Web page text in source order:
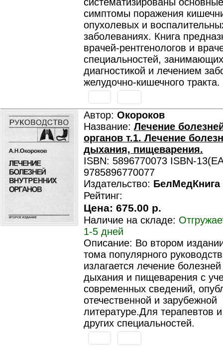
симптомы поражения
опухолевых и
заболеваниях. Книга
врачей-рентгенологов и
специальностей,
диагностикой и лечением
желудочно-кишечного тракта.
Автор: Окороков
Название: Лечение
органов т.1. Лечение
дыхания, пищеварения.
ISBN: 5896770073 ISBN-
9785896770077
Издательство: БелМедКнига
Рейтинг:
Цена: 675.00 р.
Наличие на складе:
1-5 дней
Описание: Во втором
тома популярного
излагается лечение
дыхания и пищеварения с
современных сведений,
отечественной и зарубежной
литературе.Для терапевтов
других специальностей.